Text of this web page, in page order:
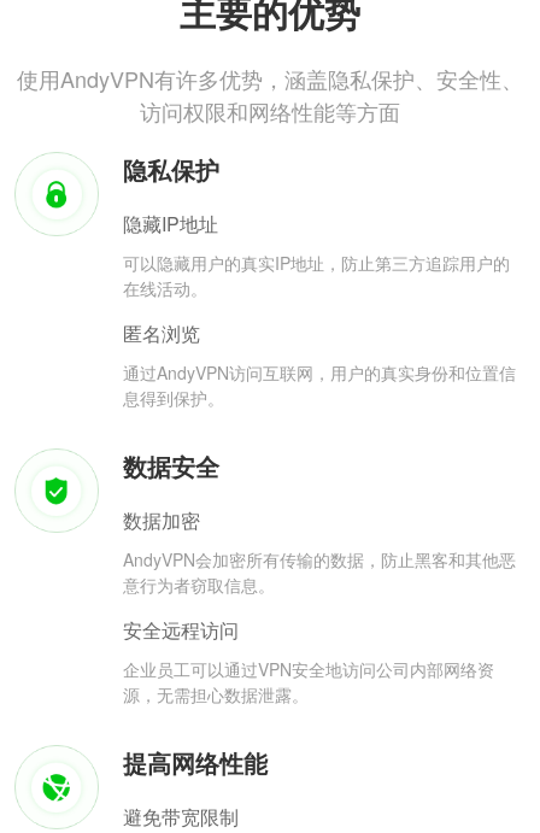
主要的优势
使用AndyVPN有许多优势，涵盖隐私保护、安全性、
访问权限和网络性能等方面
隐私保护
隐藏IP地址
可以隐藏用户的真实IP地址，防止第三方追踪用户的
在线活动。
匿名浏览
通过AndyVPN访问互联网，用户的真实身份和位置信
息得到保护。
数据安全
数据加密
AndyVPN会加密所有传输的数据，防止黑客和其他恶
意行为者窃取信息。
安全远程访问
企业员工可以通过VPN安全地访问公司内部网络资
源，无需担心数据泄露。
提高网络性能
避免带宽限制